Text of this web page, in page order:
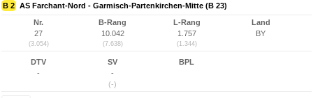
B 2 AS Farchant-Nord - Garmisch-Partenkirchen-Mitte (B 23)
Nr.
27
(3.054)
B-Rang
10.042
(7.638)
L-Rang
1.757
(1.344)
Land
BY
DTV
-
SV
-
(-)
BPL